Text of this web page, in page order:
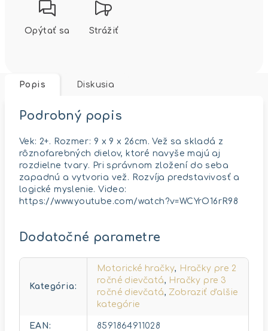
Opýtať sa Strážiť
Popis Diskusia
Podrobný popis
Vek: 2+. Rozmer: 9 x 9 x 26cm. Vež sa skladá z
rôznofarebných dielov, ktoré navyše majú aj
rozdielne tvary. Pri správnom zložení do seba
zapadnú a vytvoria vež. Rozvíja predstavivosť a
logické myslenie. Video:
https://www.youtube.com/watch?v=WCYrO16rR98
Dodatočné parametre
Kategória:
Motorické hračky, Hračky pre 2
ročné dievčatá, Hračky pre 3
ročné dievčatá, Zobraziť ďalšie
kategórie
EAN: 8591864911028